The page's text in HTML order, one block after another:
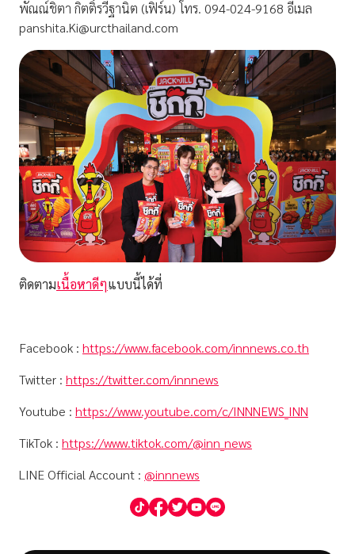
พัณณ์ชิตา กิตติ์รวีฐานิต (เฟิร์น) โทร. 094-024-9168 อีเมล
panshita.Ki@urcthailand.com
ติดตามเนื้อหาดีๆแบบนี้ได้ที่
Facebook : https://www.facebook.com/innnews.co.th
Twitter : https://twitter.com/innnews
Youtube : https://www.youtube.com/c/INNNEWS_INN
TikTok : https://www.tiktok.com/@inn_news
LINE Official Account : @innnews